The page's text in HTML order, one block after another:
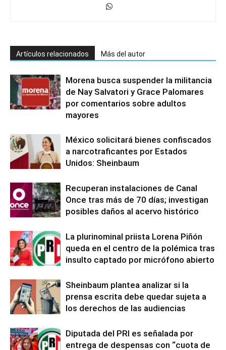
Artículos relacionados Más del autor
Morena busca suspender la militancia
de Nay Salvatori y Grace Palomares
por comentarios sobre adultos
mayores
México solicitará bienes confiscados
a narcotraficantes por Estados
Unidos: Sheinbaum
Recuperan instalaciones de Canal
Once tras más de 70 días; investigan
posibles daños al acervo histórico
La plurinominal priista Lorena Piñón
queda en el centro de la polémica tras
insulto captado por micrófono abierto
Sheinbaum plantea analizar si la
prensa escrita debe quedar sujeta a
los derechos de las audiencias
Diputada del PRI es señalada por
entrega de despensas con “cuota de